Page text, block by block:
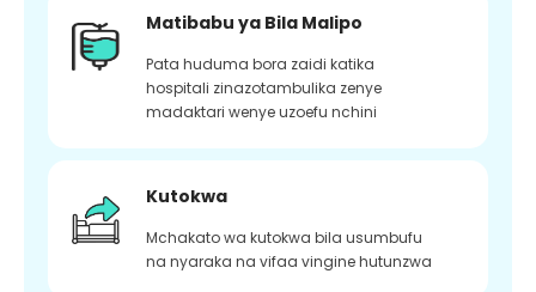
Matibabu ya Bila Malipo
Pata huduma bora zaidi katika
hospitali zinazotambulika zenye
madaktari wenye uzoefu nchini
Kutokwa
Mchakato wa kutokwa bila usumbufu
na nyaraka na vifaa vingine hutunzwa